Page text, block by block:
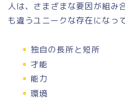
人は、さまざまな要因が組み
も違うユニークな存在になっ
独自の長所と短所
才能
能力
環境